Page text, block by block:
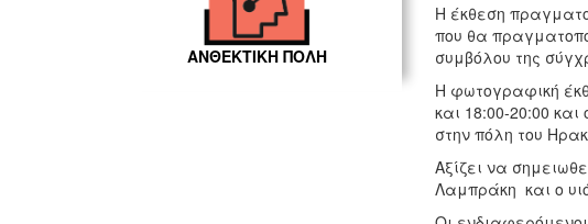
ΑΝΘΕΚΤΙΚΗ ΠΟΛΗ
Η έκθεση
που θα
συμβόλου της
Η φωτογραφική
και 18:00-20:00 και
στην πόλη του
Αξίζει να
Λαμπράκη και ο